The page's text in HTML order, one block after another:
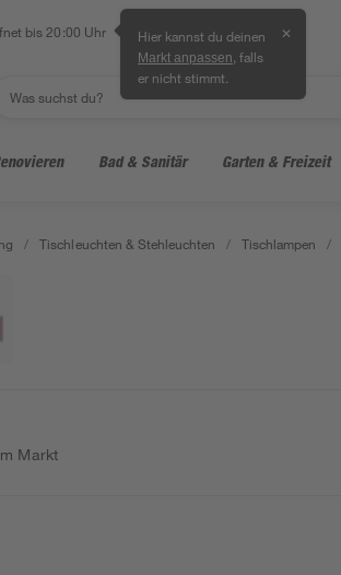
bis 20:00 Uhr Hier kannst du deinen
Markt anpassen , falls
er nicht stimmt.
✕
Bad & Sanitär Garten & Freizeit
/ Tischleuchten & Stehleuchten / Tischlampen /
Markt